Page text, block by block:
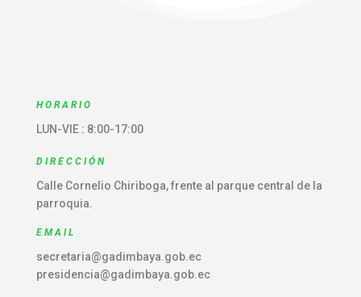
HORARIO
LUN-VIE : 8:00-17:00
DIRECCIÓN
Calle Cornelio Chiriboga, frente al parque central de la
parroquia.
EMAIL
secretaria@gadimbaya.gob.ec
presidencia@gadimbaya.gob.ec